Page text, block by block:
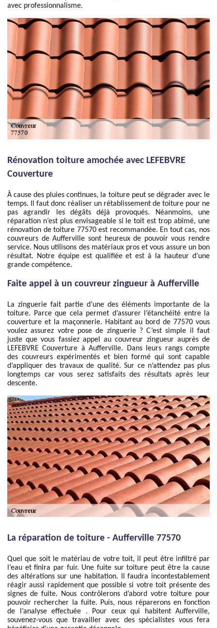
avec professionnalisme.
Rénovation toiture amochée avec LEFEBVRE
Couverture
À cause des pluies continues, la toiture peut se dégrader avec le
temps. Il faut donc réaliser un rétablissement de toiture pour ne
pas agrandir les dégâts déjà provoqués. Néanmoins, une
réparation n’est plus envisageable si le toit est trop abîmé, une
rénovation de toiture 77570 est recommandée. En tout cas, nos
couvreurs de Aufferville sont heureux de pouvoir vous rendre
service. Nous utilisons des matériaux pros et vous assure un bon
résultat. Notre équipe est qualifiée et est à la hauteur d’une
grande compétence.
Faite appel à un couvreur zingueur à Aufferville
La zinguerie fait partie d’une des éléments importante de la
toiture. Parce que cela permet d’assurer l’étanchéité entre la
couverture et la maçonnerie. Habitant au bord de 77570 vous
voulez assurez votre pose de zinguerie ? C’est simple il faut
juste que vous fassiez appel au couvreur zingueur auprès de
LEFEBVRE Couverture à Aufferville. Dans leurs rangs compte
des couvreurs expérimentés et bien formé qui sont capable
d’appliquer des travaux de qualité. Sur ce n’attendez pas plus
longtemps car vous serez satisfaits des résultats après leur
descente.
La réparation de toiture - Aufferville 77570
Quel que soit le matériau de votre toit, il peut être infiltré par
l’eau et finira par fuir. Une fuite sur toiture peut être la cause
des altérations sur une habitation. Il faudra incontestablement
réagir aussi rapidement que possible si votre toit présente des
signes de fuite. Nous contrôlerons d’abord votre toiture pour
pouvoir rechercher la fuite. Puis, nous réparerons en fonction
de l’analyse effectuée . Pour ceux qui habitent Aufferville,
souvenez-vous que travailler avec des spécialistes vous fera